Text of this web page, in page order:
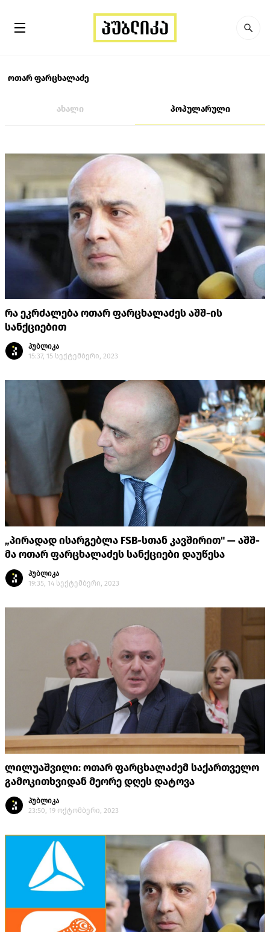
ოთარ ფარცხალაძე
ახალი პოპულარული
რა ეკრძალება ოთარ ფარცხალაძეს აშშ-ის
სანქციებით
პუბლიკა
15:37, 15 სექტემბერი, 2023
„პირადად ისარგებლა FSB-სთან კავშირით" — აშშ-
მა ოთარ ფარცხალაძეს სანქციები დაუწესა
პუბლიკა
19:35, 14 სექტემბერი, 2023
ლილუაშვილი: ოთარ ფარცხალაძემ საქართველო
გამოკითხვიდან მეორე დღეს დატოვა
პუბლიკა
23:50, 19 ოქტომბერი, 2023